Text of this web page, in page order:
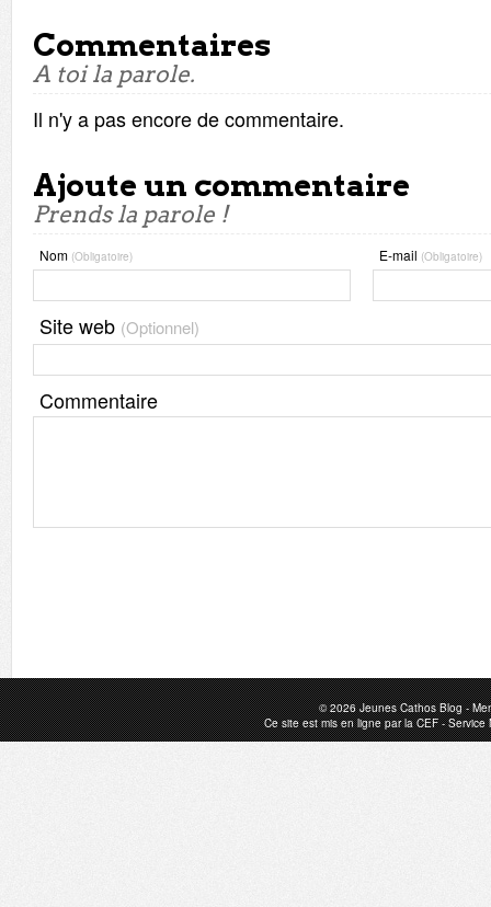
Commentaires
A toi la parole.
Il n'y a pas encore de commentaire.
Ajoute un commentaire
Prends la parole !
Nom (Obligatoire) E-mail (Obligatoire)
Site web (Optionnel)
Commentaire
© 2026Jeunes Cathos Blog-
Ce site est mis en ligne par laCEF-Service